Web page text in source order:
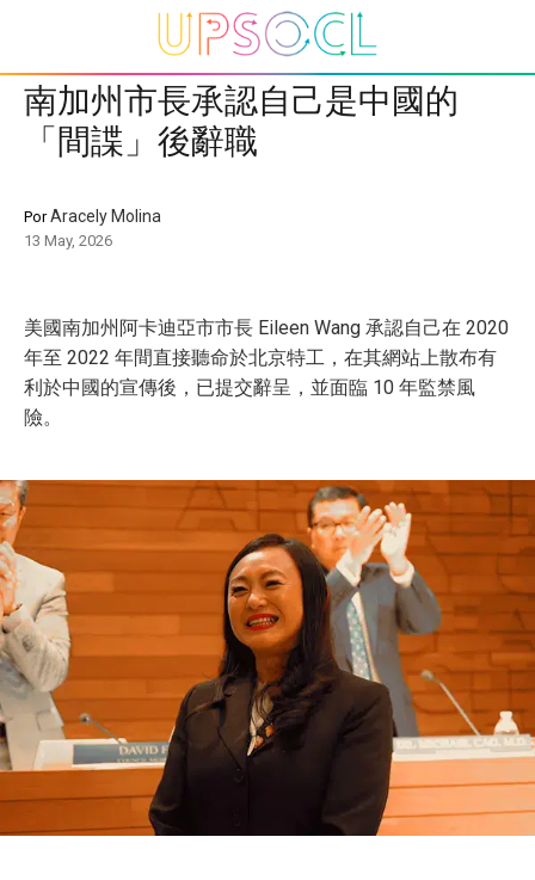
南加州市長承認自己是中國的
「間諜」後辭職
PorAracely Molina
13 May, 2026
美國南加州阿卡迪亞市市長 Eileen Wang 承認自己在 2020
年至 2022 年間直接聽命於北京特工，在其網站上散布有
利於中國的宣傳後，已提交辭呈，並面臨 10 年監禁風
險。